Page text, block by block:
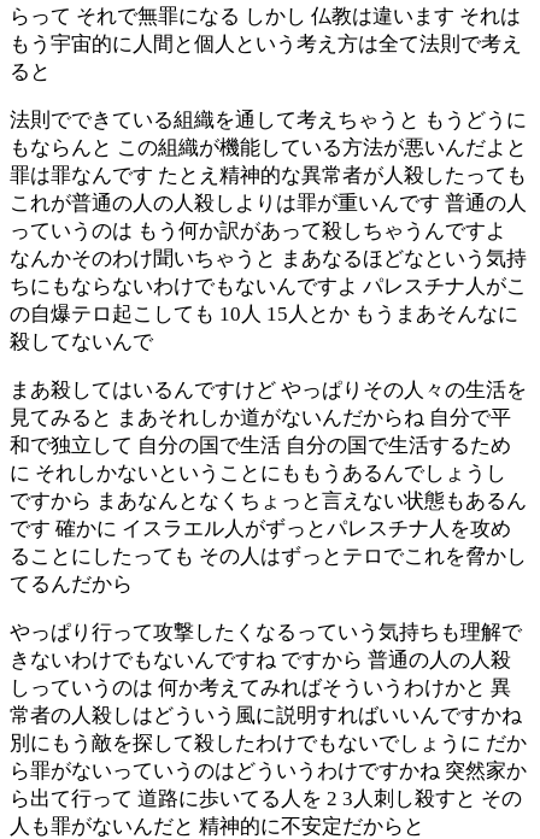
らって それで無罪になる しかし 仏教は違います それは
もう宇宙的に人間と個人という考え方は全て法則で考え
ると
法則でできている組織を通して考えちゃうと もうどうに
もならんと この組織が機能している方法が悪いんだよと
罪は罪なんです たとえ精神的な異常者が人殺したっても
これが普通の人の人殺しよりは罪が重いんです 普通の人
っていうのは もう何か訳があって殺しちゃうんですよ
なんかそのわけ聞いちゃうと まあなるほどなという気持
ちにもならないわけでもないんですよ パレスチナ人がこ
の自爆テロ起こしても 10人 15人とか もうまあそんなに
殺してないんで
まあ殺してはいるんですけど やっぱりその人々の生活を
見てみると まあそれしか道がないんだからね 自分で平
和で独立して 自分の国で生活 自分の国で生活するため
に それしかないということにももうあるんでしょうし
ですから まあなんとなくちょっと言えない状態もあるん
です 確かに イスラエル人がずっとパレスチナ人を攻め
ることにしたっても その人はずっとテロでこれを脅かし
てるんだから
やっぱり行って攻撃したくなるっていう気持ちも理解で
きないわけでもないんですね ですから 普通の人の人殺
しっていうのは 何か考えてみればそういうわけかと 異
常者の人殺しはどういう風に説明すればいいんですかね
別にもう敵を探して殺したわけでもないでしょうに だか
ら罪がないっていうのはどういうわけですかね 突然家か
ら出て行って 道路に歩いてる人を 2 3人刺し殺すと その
人も罪がないんだと 精神的に不安定だからと